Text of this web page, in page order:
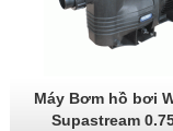
Máy Bơm hồ bơi
Supastream